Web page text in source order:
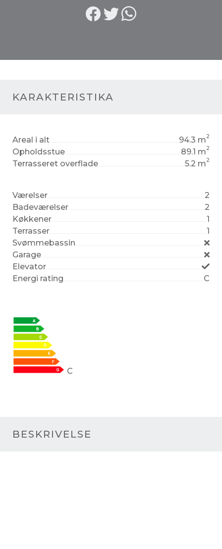
KARAKTERISTIKA
Areal i alt 94.3 m2
Opholdsstue 89.1 m2
Terrasseret overflade 5.2 m2
Værelser
2
Badeværelser
2
Køkkener
1
Terrasser
1
Svømmebassin
Garage
Elevator
Energi rating
C
C
BESKRIVELSE